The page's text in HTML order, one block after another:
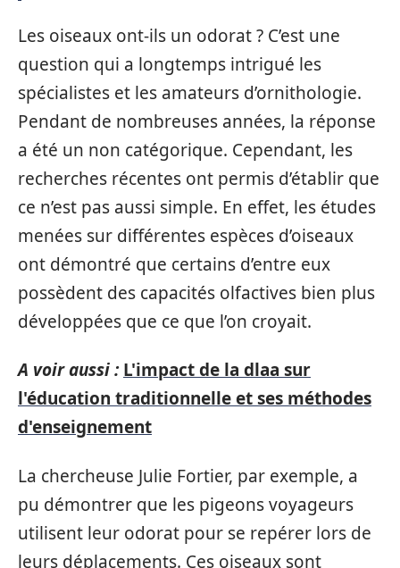
Les oiseaux ont-ils un odorat ? C’est une
question qui a longtemps intrigué les
spécialistes et les amateurs d’ornithologie.
Pendant de nombreuses années, la réponse
a été un non catégorique. Cependant, les
recherches récentes ont permis d’établir que
ce n’est pas aussi simple. En effet, les études
menées sur différentes espèces d’oiseaux
ont démontré que certains d’entre eux
possèdent des capacités olfactives bien plus
développées que ce que l’on croyait.
A voir aussi : L'impact de la dlaa sur
l'éducation traditionnelle et ses méthodes
d'enseignement
La chercheuse Julie Fortier, par exemple, a
pu démontrer que les pigeons voyageurs
utilisent leur odorat pour se repérer lors de
leurs déplacements. Ces oiseaux sont